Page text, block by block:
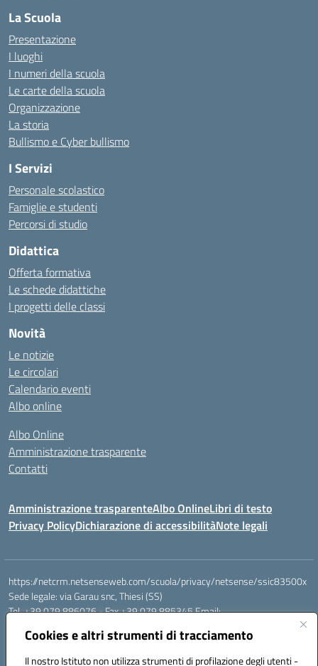
Cookies e altri strumenti di tracciamento
Il nostro Istituto non utilizza strumenti di profilazione degli utenti -
La Scuola
Presentazione
I luoghi
I numeri della scuola
Le carte della scuola
Organizzazione
La storia
Bullismo e Cyber bullismo
I Servizi
Personale scolastico
Famiglie e studenti
Percorsi di studio
Didattica
Offerta formativa
Le schede didattiche
I progetti delle classi
Novità
Le notizie
Le circolari
Calendario eventi
Albo online
Albo Online
Amministrazione trasparente
Contatti
Amministrazione trasparenteAlbo OnlineLibri di testo
Privacy PolicyDichiarazione di accessibilitàNote legali
https://netcrm.netsenseweb.com/scuola/privacy/netsense/ssic83500x
Sede legale: via Garau snc, Thiesi (SS)
Tel. +39 079 886076 - Fax +39 079 885345 Email:
Cod.Mecc. SSIC83500X - Cod.Fisc. 92112710907
IBAN Banco di Sardegna: IT79 V010 1585 0900 0007 0215 378